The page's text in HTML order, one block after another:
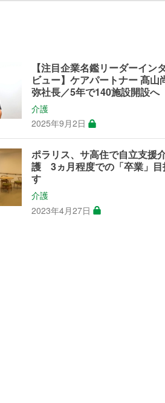
【注目企業名鑑リーダーイン
ビュー】ケアパートナー 髙山
弥社長／5年で140施設開設へ
介護
2025年9月2日
ポラリス、サ高住で自立支援
護 3ヵ月程度での「卒業」目
す
介護
2023年4月27日